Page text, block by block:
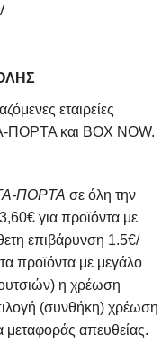
εταιρείες
και BOX NOW.
ΠΟΡΤΑ σε όλη την
για προϊόντα με
επιβάρυνση 1.5€/
προϊόντα με μεγάλο
η χρέωση
(συνθήκη) χρέωση
μεταφοράς απευθείας.